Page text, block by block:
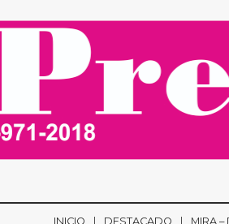
INICIO DESTACADO MIRA –